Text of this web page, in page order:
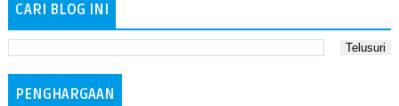
CARI BLOG INI
PENGHARGAAN